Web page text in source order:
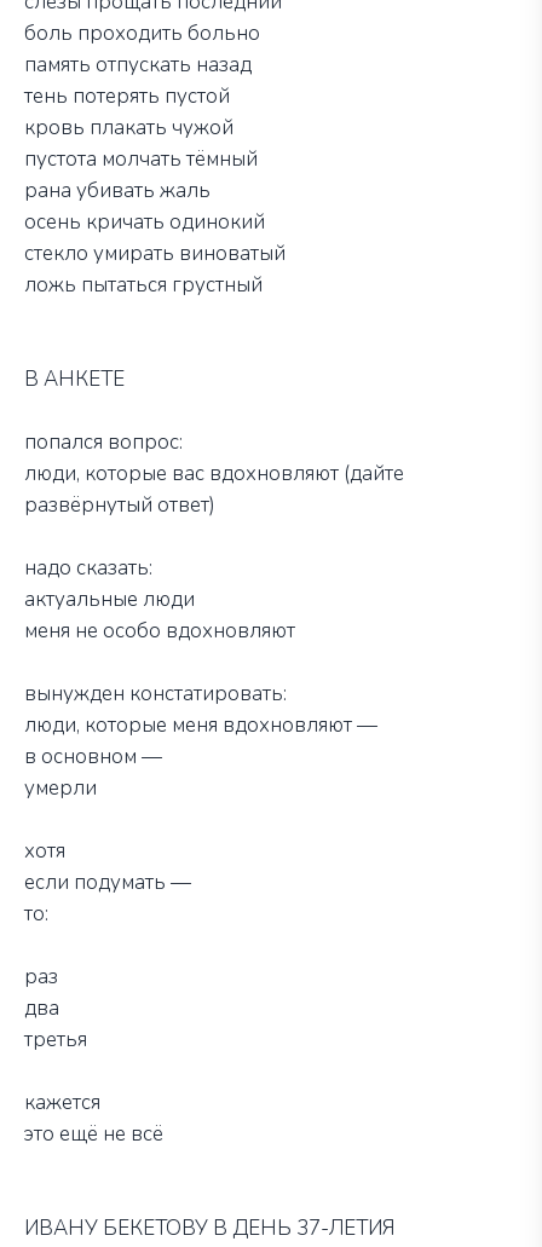
боль проходить больно
память отпускать назад
тень потерять пустой
кровь плакать чужой
пустота молчать тёмный
рана убивать жаль
осень кричать одинокий
стекло умирать виноватый
ложь пытаться грустный
В АНКЕТЕ
попался вопрос:
люди, которые вас вдохновляют (дайте
развёрнутый ответ)
надо сказать:
актуальные люди
меня не особо вдохновляют
вынужден констатировать:
люди, которые меня вдохновляют —
в основном —
умерли
хотя
если подумать —
то:
раз
два
третья
кажется
это ещё не всё
ИВАНУ БЕКЕТОВУ В ДЕНЬ 37-ЛЕТИЯ